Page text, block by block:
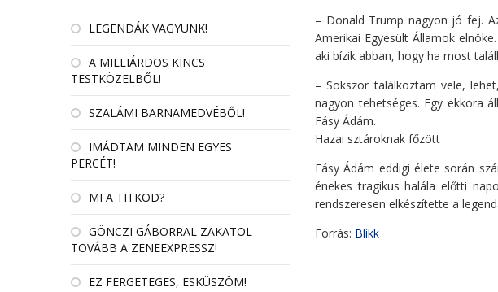
LEGENDÁK VAGYUNK!
A MILLIÁRDOS KINCS
TESTKÖZELBŐL!
SZALÁMI BARNAMEDVÉBŐL!
IMÁDTAM MINDEN EGYES
PERCÉT!
MI A TITKOD?
GÖNCZI GÁBORRAL ZAKATOL
TOVÁBB A ZENEEXPRESSZ!
EZ FERGETEGES, ESKÜSZÖM!
– Donald Trump nagyon jó fej.
Amerikai Egyesült Államok
aki bízik abban, hogy ha most
– Sokszor találkoztam vele,
nagyon tehetséges. Egy ekkora
Fásy Ádám.
Hazai sztároknak főzött
Fásy Ádám eddigi élete során
énekes tragikus halála előtti
rendszeresen elkészítette a
Forrás: Blikk